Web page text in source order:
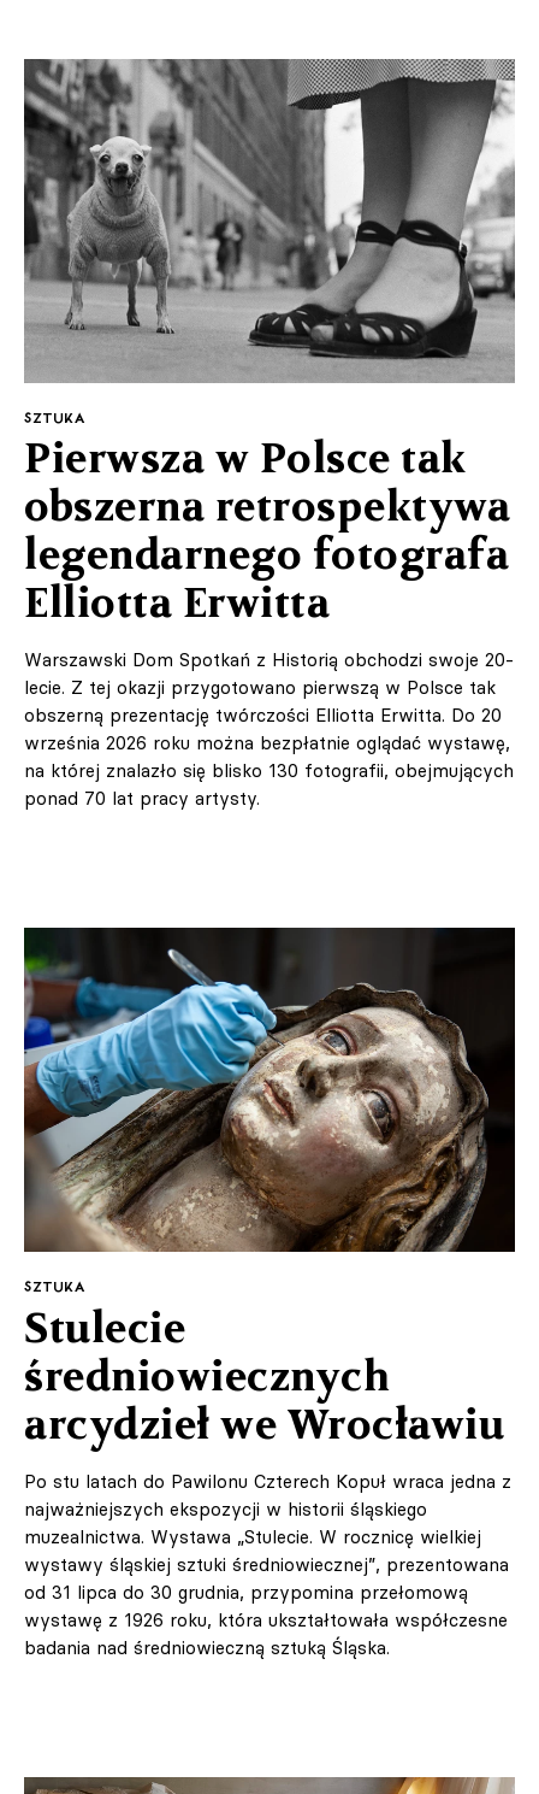
SZTUKA
Pierwsza w Polsce tak
obszerna retrospektywa
legendarnego fotografa
Elliotta Erwitta
Warszawski Dom Spotkań z Historią obchodzi swoje 20-
lecie. Z tej okazji przygotowano pierwszą w Polsce tak
obszerną prezentację twórczości Elliotta Erwitta. Do 20
września 2026 roku można bezpłatnie oglądać wystawę,
na której znalazło się blisko 130 fotografii, obejmujących
ponad 70 lat pracy artysty.
SZTUKA
Stulecie
średniowiecznych
arcydzieł we Wrocławiu
Po stu latach do Pawilonu Czterech Kopuł wraca jedna z
najważniejszych ekspozycji w historii śląskiego
muzealnictwa. Wystawa „Stulecie. W rocznicę wielkiej
wystawy śląskiej sztuki średniowiecznej”, prezentowana
od 31 lipca do 30 grudnia, przypomina przełomową
wystawę z 1926 roku, która ukształtowała współczesne
badania nad średniowieczną sztuką Śląska.